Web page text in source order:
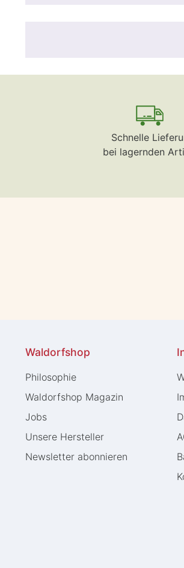
Schnelle
bei lagernden
Waldorfshop
Philosophie
Waldorfshop Magazin
Jobs
Unsere Hersteller
Newsletter abonnieren